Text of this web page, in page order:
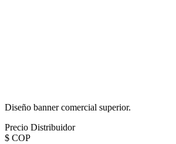
Diseño banner comercial superior.
Precio Distribuidor
$ COP